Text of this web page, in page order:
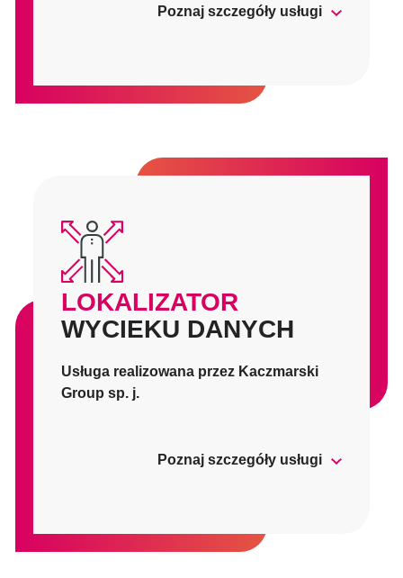
Poznaj szczegóły usługi
LOKALIZATOR
WYCIEKU DANYCH
Usługa realizowana przez Kaczmarski
Group sp. j.
Poznaj szczegóły usługi